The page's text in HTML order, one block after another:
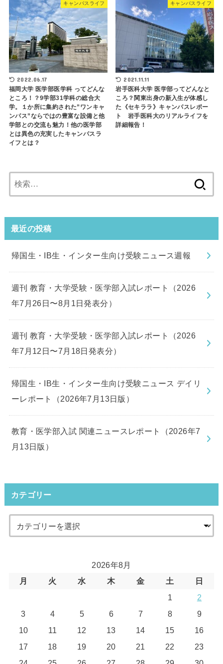
キャンパスライフ
2022.06.17
福岡大学 医学部医学科 ってどんな
ところ！？9学部31学科の総合大
学。１か所に集約された”ワンキャ
ンパス”ならではの豊富な設備と他
学部との交流も魅力！他の医学部
とは異色の充実したキャンパスラ
イフとは？
キャンパスライフ
2021.11.11
岩手医科大学 医学部ってどんなと
ころ？関東出身の新入生が体感し
た《セキララ》キャンパスレポー
ト 岩手医科大のリアルライフを
詳細報告！
索:
最近の投稿
帰国生・IB生・インター生向け受験ニュース週報
週刊 教育・大学受験・医学部入試レポート（2026
年7月26日〜8月1日発表分）
週刊 教育・大学受験・医学部入試レポート（2026
年7月12日〜7月18日発表分）
帰国生・IB生・インター生向け受験ニュース デイリ
ーレポート（2026年7月13日版）
教育・医学部入試 関連ニュースレポート（2026年7
月13日版）
カテゴリー
2026年8月
月
火 水 木 金 土
日
1
2
3
4 5 6 7 8
9
10
11 12 13 14 15
16
17
18 19 20 21 22
23